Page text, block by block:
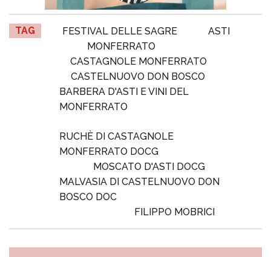
TAG FESTIVAL DELLE SAGRE
ASTI
MONFERRATO
CASTAGNOLE MONFERRATO
CASTELNUOVO DON BOSCO
BARBERA D'ASTI E VINI DEL
MONFERRATO
RUCHÈ DI CASTAGNOLE
MONFERRATO DOCG
MOSCATO D'ASTI DOCG
MALVASIA DI CASTELNUOVO DON
BOSCO DOC
FILIPPO MOBRICI